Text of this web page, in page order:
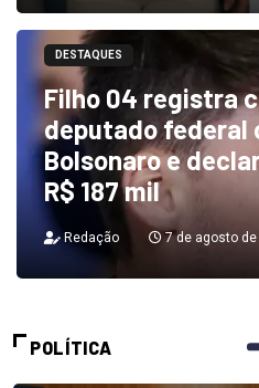
DESTAQUES
Filho 04 registra
deputado federal
Bolsonaro e
R$ 187 mil
Redação 7 de agosto de
POLÍTICA